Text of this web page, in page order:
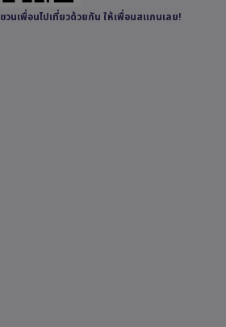
ชวนเพื่อนไปเที่ยวด้วยกัน ให้เพื่อนสแกนเลย!